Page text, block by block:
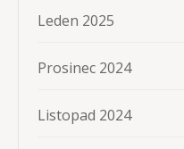
Leden 2025
Prosinec 2024
Listopad 2024